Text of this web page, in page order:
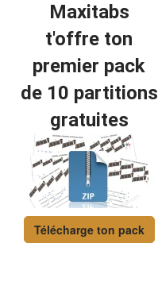
Maxitabs
t'offre ton
premier pack
de 10 partitions
gratuites
Télécharge ton pack